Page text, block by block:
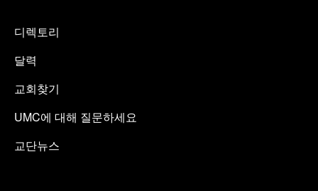
디렉토리
달력
교회찾기
UMC에 대해 질문하세요
교단뉴스